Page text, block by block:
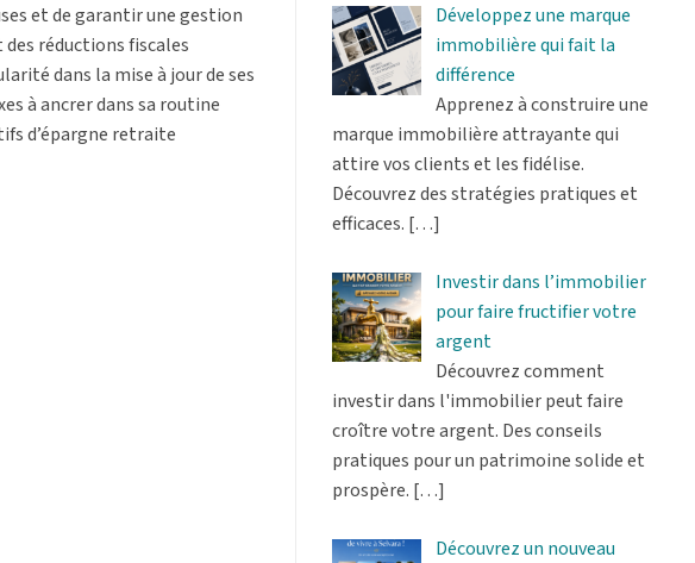
et de garantir une gestion
réductions fiscales
dans la mise à jour de ses
à ancrer dans sa routine
d’épargne retraite
Développez une marque
immobilière qui fait la
différence
Apprenez à construire une
marque immobilière attrayante qui
attire vos clients et les fidélise.
Découvrez des stratégies pratiques et
efficaces. […]
Investir dans l’immobilier
pour faire fructifier votre
argent
Découvrez comment
investir dans l'immobilier peut faire
croître votre argent. Des conseils
pratiques pour un patrimoine solide et
prospère. […]
Découvrez un nouveau